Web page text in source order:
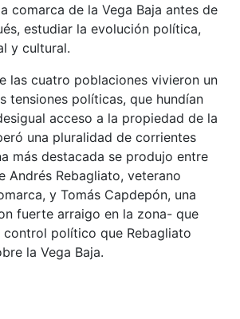
comarca de la Vega Baja antes de
estudiar la evolución política,
y cultural.
las cuatro poblaciones vivieron un
tensiones políticas, que hundían
acceso a la propiedad de la
una pluralidad de corrientes
más destacada se produjo entre
Andrés Rebagliato, veterano
y Tomás Capdepón, una
fuerte arraigo en la zona- que
político que Rebagliato
la Vega Baja.